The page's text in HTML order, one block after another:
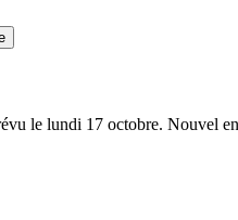
le lundi 17 octobre.